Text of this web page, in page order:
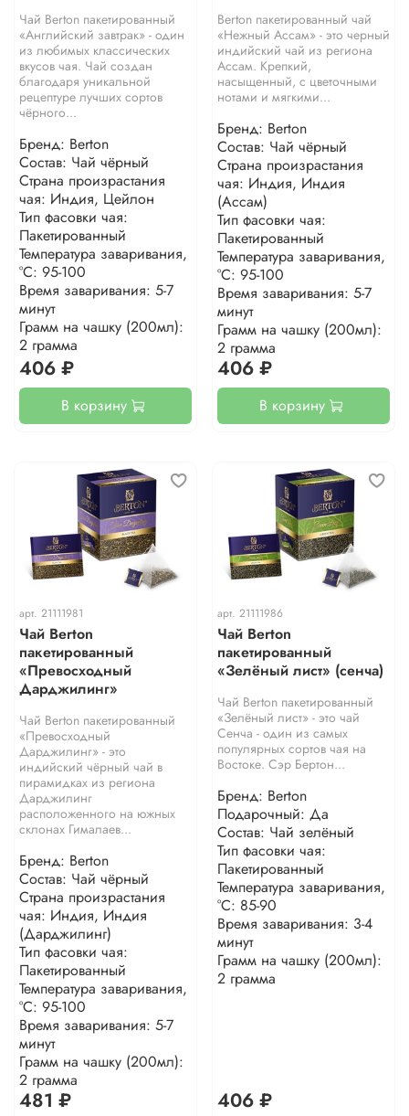
Чай Berton пакетированный
«Английский завтрак» - один
из любимых классических
вкусов чая. Чай создан
благодаря уникальной
рецептуре лучших сортов
чёрного...
Бренд: Berton
Состав: Чай чёрный
Страна произрастания
чая: Индия, Цейлон
Тип фасовки чая:
Пакетированный
Температура заваривания,
°С: 95-100
Время заваривания: 5-7
минут
Грамм на чашку (200мл):
2 грамма
406 ₽
В корзину
Berton пакетированный чай
«Нежный Ассам» - это черный
индийский чай из региона
Ассам. Крепкий,
насыщенный, с цветочными
нотами и мягкими...
Бренд: Berton
Состав: Чай чёрный
Страна произрастания
чая: Индия, Индия
(Ассам)
Тип фасовки чая:
Пакетированный
Температура заваривания,
°С: 95-100
Время заваривания: 5-7
минут
Грамм на чашку (200мл):
2 грамма
406 ₽
В корзину
арт. 21111981
Чай Berton
пакетированный
«Превосходный
Дарджилинг»
Чай Berton пакетированный
«Превосходный
Дарджилинг» - это
индийский чёрный чай в
пирамидках из региона
Дарджилинг
расположенного на южных
склонах Гималаев...
Бренд: Berton
Состав: Чай чёрный
Страна произрастания
чая: Индия, Индия
(Дарджилинг)
Тип фасовки чая:
Пакетированный
Температура заваривания,
°С: 95-100
Время заваривания: 5-7
минут
Грамм на чашку (200мл):
2 грамма
481 ₽
арт. 21111986
Чай Berton
пакетированный
«Зелёный лист» (сенча)
Чай Berton пакетированный
«Зелёный лист» - это чай
Сенча - один из самых
популярных сортов чая на
Востоке. Сэр Бертон...
Бренд: Berton
Подарочный: Да
Состав: Чай зелёный
Тип фасовки чая:
Пакетированный
Температура заваривания,
°С: 85-90
Время заваривания: 3-4
минут
Грамм на чашку (200мл):
2 грамма
406 ₽